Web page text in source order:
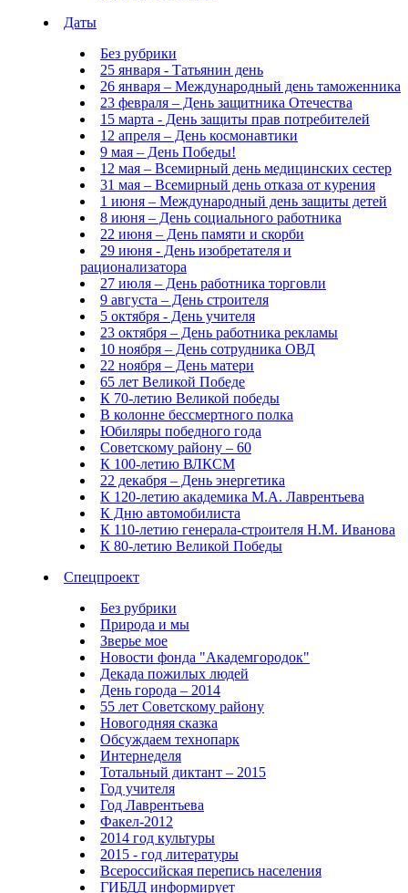
Даты
Без рубрики
25 января - Татьянин день
26 января – Международный день таможенника
23 февраля – День защитника Отечества
15 марта - День защиты прав потребителей
12 апреля – День космонавтики
9 мая – День Победы!
12 мая – Всемирный день медицинских сестер
31 мая – Всемирный день отказа от курения
1 июня – Международный день защиты детей
8 июня – День социального работника
22 июня – День памяти и скорби
29 июня - День изобретателя и
рационализатора
27 июля – День работника торговли
9 августа – День строителя
5 октября - День учителя
23 октября – День работника рекламы
10 ноября – День сотрудника ОВД
22 ноября – День матери
65 лет Великой Победе
К 70-летию Великой победы
В колонне бессмертного полка
Юбиляры победного года
Советскому району – 60
К 100-летию ВЛКСМ
22 декабря – День энергетика
К 120-летию академика М.А. Лаврентьева
К Дню автомобилиста
К 110-летию генерала-строителя Н.М. Иванова
К 80-летию Великой Победы
Спецпроект
Без рубрики
Природа и мы
Зверье мое
Новости фонда "Академгородок"
Декада пожилых людей
День города – 2014
55 лет Советскому району
Новогодняя сказка
Обсуждаем технопарк
Интернеделя
Тотальный диктант – 2015
Год учителя
Год Лаврентьева
Факел-2012
2014 год культуры
2015 - год литературы
Всероссийская перепись населения
ГИБДД информирует